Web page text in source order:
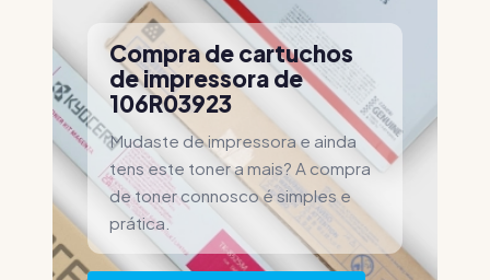
Compra de cartuchos
de impressora de
106R03923
Mudaste de impressora e ainda
tens este toner a mais? A compra
de toner connosco é simples e
prática.